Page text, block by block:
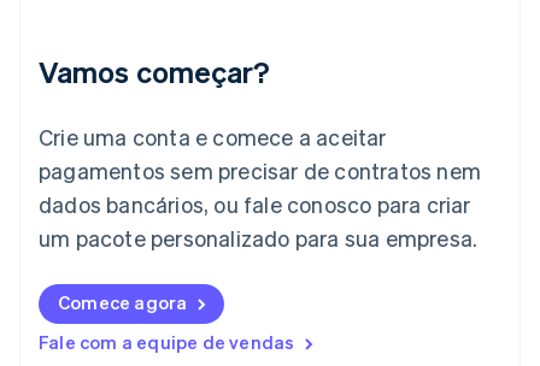
Vamos começar?
Crie uma conta e comece a aceitar
pagamentos sem precisar de contratos nem
dados bancários, ou fale conosco para criar
um pacote personalizado para sua empresa.
Comece agora
Fale com a equipe de vendas
English
Italiano English
日本語English
Letônia
Liechtenstein
Lituânia
English
Luxemburgo